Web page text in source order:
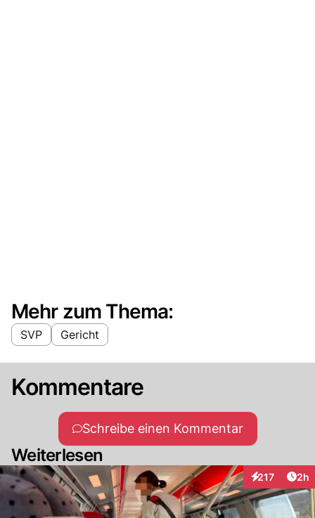
Mehr zum Thema:
SVP Gericht
Kommentare
Schreibe einen Kommentar
Weiterlesen
217
Interaktionen
2h